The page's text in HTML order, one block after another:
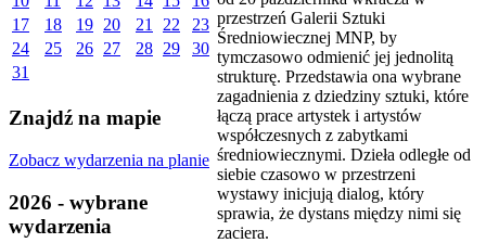
17
18 19 20 21 22
23
24
25 26 27 28 29
30
31
Znajdź na mapie
Zobacz wydarzenia na planie
2026 - wybrane
wydarzenia
przestrzeń Galerii Sztuki
Średniowiecznej MNP, by
tymczasowo odmienić jej jednolitą
strukturę. Przedstawia ona wybrane
zagadnienia z dziedziny sztuki, które
łączą prace artystek i artystów
współczesnych z zabytkami
średniowiecznymi. Dzieła odległe od
siebie czasowo w przestrzeni
wystawy inicjują dialog, który
sprawia, że dystans między nimi się
zaciera.